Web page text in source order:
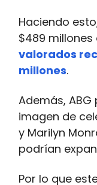
Haciendo
$489 millones
valorados
millones.
Además,
imagen de
y Marilyn
podrían
Por lo que